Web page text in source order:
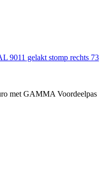
9011 gelakt stomp rechts 73
met GAMMA Voordeelpas